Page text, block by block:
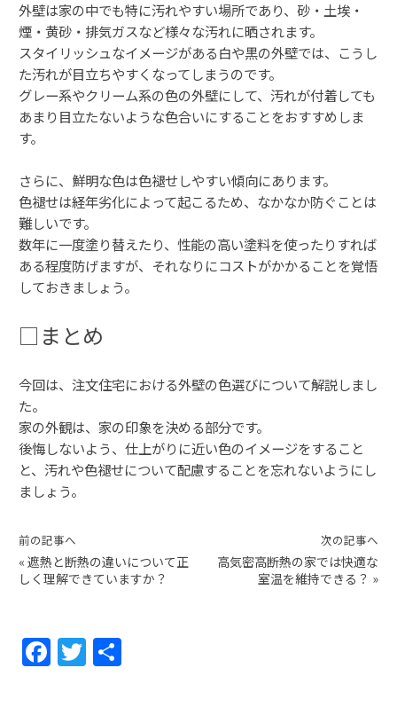
外壁は家の中でも特に汚れやすい場所であり、砂・土埃・
煙・黄砂・排気ガスなど様々な汚れに晒されます。
スタイリッシュなイメージがある白や黒の外壁では、こうし
た汚れが目立ちやすくなってしまうのです。
グレー系やクリーム系の色の外壁にして、汚れが付着しても
あまり目立たないような色合いにすることをおすすめしま
す。
さらに、鮮明な色は色褪せしやすい傾向にあります。
色褪せは経年劣化によって起こるため、なかなか防ぐことは
難しいです。
数年に一度塗り替えたり、性能の高い塗料を使ったりすれば
ある程度防げますが、それなりにコストがかかることを覚悟
しておきましょう。
□まとめ
今回は、注文住宅における外壁の色選びについて解説しまし
た。
家の外観は、家の印象を決める部分です。
後悔しないよう、仕上がりに近い色のイメージをすること
と、汚れや色褪せについて配慮することを忘れないようにし
ましょう。
前の記事へ
« 遮熱と断熱の違いについて正
しく理解できていますか？
次の記事へ
高気密高断熱の家では快適な
室温を維持できる？ »
F
a
T
w